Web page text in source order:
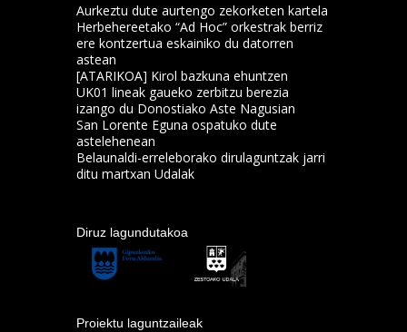
Aurkeztu dute aurtengo zekorketen kartela
Herbehereetako “Ad Hoc” orkestrak berriz
ere kontzertua eskainiko du datorren
astean
[ATARIKOA] Kirol bazkuna ehuntzen
UK01 lineak gaueko zerbitzu berezia
izango du Donostiako Aste Nagusian
San Lorente Eguna ospatuko dute
astelehenean
Belaunaldi-erreleborako dirulaguntzak jarri
ditu martxan Udalak
Diruz lagundutakoa
Proiektu laguntzaileak